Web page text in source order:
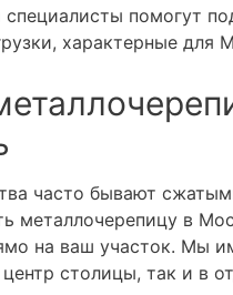
помогут
характерные для
часто бывают
металлочерепицу в
на ваш участок. Мы
столицы, так и в